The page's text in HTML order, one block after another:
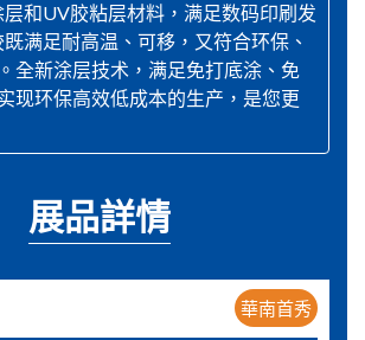
和UV胶粘层材料，满足数码印刷发
满足耐高温、可移，又符合环保、
全新涂层技术，满足免打底涂、免
现环保高效低成本的生产，是您更
展品詳情
華南首秀